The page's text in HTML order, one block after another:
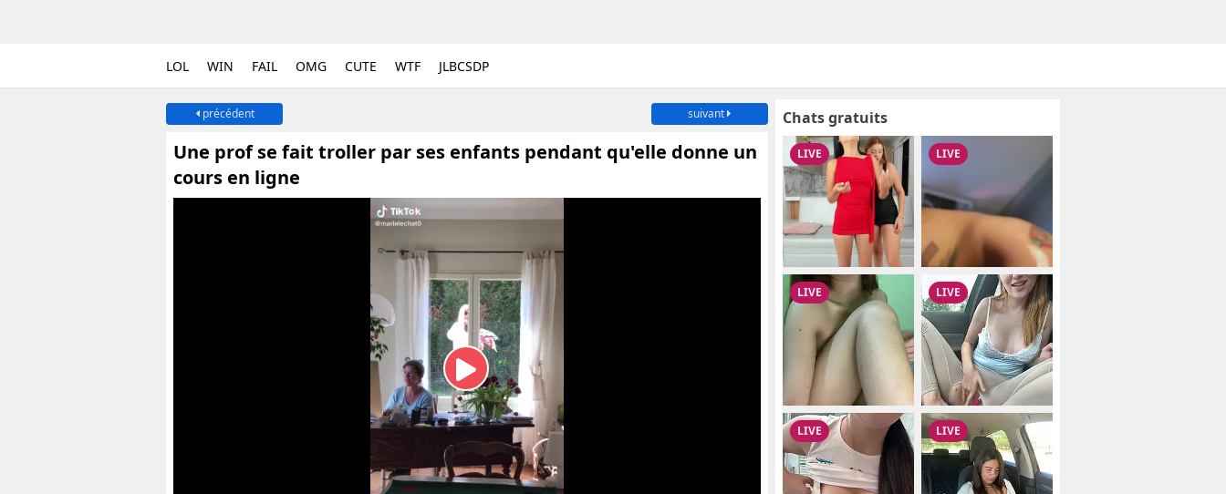
LOL WIN FAIL OMG CUTE WTF JLBCSDP
précédent suivant
Une prof se fait troller par ses enfants pendant qu'elle donne un
cours en ligne
Chats gratuits